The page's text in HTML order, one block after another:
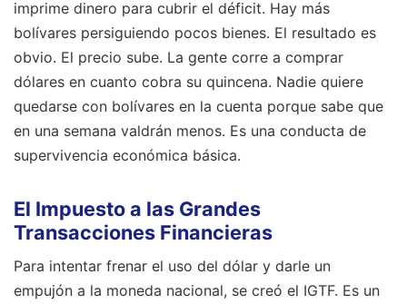
imprime dinero para cubrir el déficit. Hay más
bolívares persiguiendo pocos bienes. El resultado es
obvio. El precio sube. La gente corre a comprar
dólares en cuanto cobra su quincena. Nadie quiere
quedarse con bolívares en la cuenta porque sabe que
en una semana valdrán menos. Es una conducta de
supervivencia económica básica.
El Impuesto a las Grandes
Transacciones Financieras
Para intentar frenar el uso del dólar y darle un
empujón a la moneda nacional, se creó el IGTF. Es un